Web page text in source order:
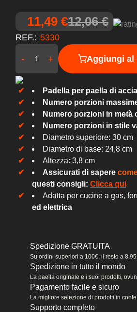
11,49 €12,06 €
REF.: 5330
- + Aggiungi al
Padella per paella di
Numero porzioni
Numero porzioni in metà
Numero porzioni in stile
Diametro superiore: 30 cm
Diametro di base: 24,8 cm
Altezza: 3,8 cm
Assicurati di sapere
questi consigli: Clicca qui
Adatta per cucine a gas,
ed elettrica
Spedizione GRATUITA
Su ordini superiori a 100€, il resto a
Spedizione in tutto il mondo
La paella originale e i suoi prodotti,
Pagamento facile e sicuro
La migliore selezione di prodotti in
Supporto completo